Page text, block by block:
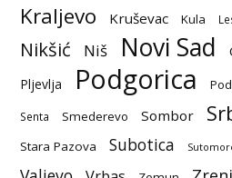
Kraljevo Kruševac Kula
Nikšić Niš Novi Sad
Pljevlja Podgorica
Senta Smederevo Sombor
Stara Pazova Subotica